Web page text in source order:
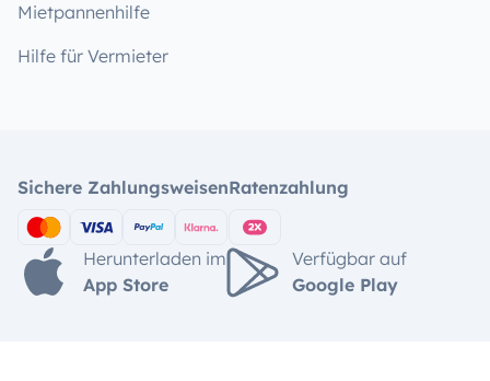
Mietpannenhilfe
Hilfe für Vermieter
Sichere ZahlungsweisenRatenzahlung
Herunterladen im
App Store
Verfügbar auf
Google Play